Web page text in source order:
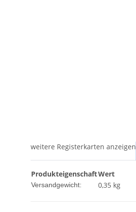
weitere Registerkarten anzeigen
ProdukteigenschaftWert
Versandgewicht: 0,35 kg